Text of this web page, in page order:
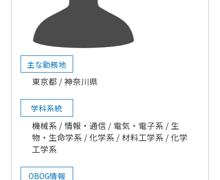
主な勤務地
東京都 神奈川県
学科系統
機械系 情報・通信 電気・電子系
生
物・生命学系
化学系 材料工学系
化学
工学系
OBOG情報